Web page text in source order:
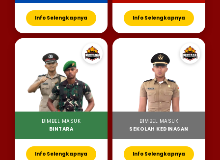
Info Selengkapnya Info Selengkapnya
BIMBEL MASUK
BINTARA
Info Selengkapnya
BIMBEL MASUK
SEKOLAH KEDINASAN
Info Selengkapnya